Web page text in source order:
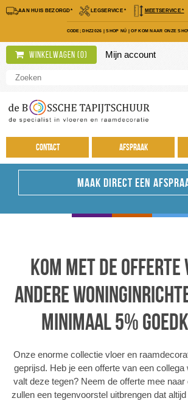
AAN HUIS BEZORGD* LEGSERVICE * MEETSERVICE *
CODE; DHZ2026 |SHOP NÚ |OF KOM NAAR ONZE
Winkelwagen (0) Mijn account
Contact Afspraak
MAAK DIRECT EEN
Kom met de offerte
andere
minimaal 5%
Onze enorme collectie vloer en
geprijsd. Heb je een offerte van een collega
valt deze tegen? Neem de offerte mee
zullen een tegenvoorstel uitbrengen dat